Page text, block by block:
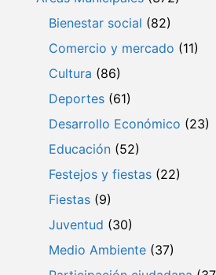
Bienestar social (82)
Comercio y mercado (11)
Cultura (86)
Deportes (61)
Desarrollo Económico (23)
Educación (52)
Festejos y fiestas (22)
Fiestas (9)
Juventud (30)
Medio Ambiente (37)